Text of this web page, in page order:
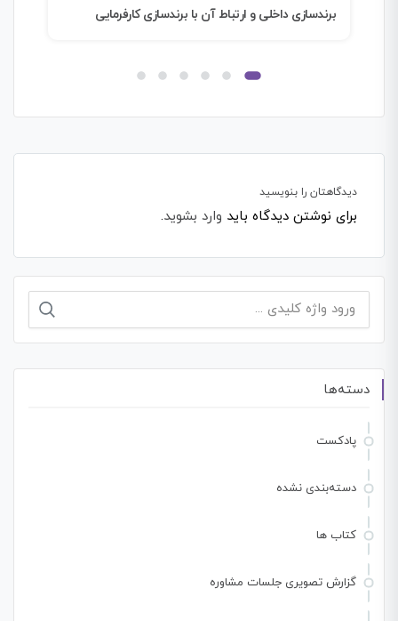
برندسازی؛ هنر خلق آینده
دیدگاهتان را بنویسید
برای نوشتن دیدگاه باید وارد بشوید.
جستجو
برای:
دسته‌ها
پادکست
دسته‌بندی نشده
کتاب ها
گزارش تصویری جلسات مشاوره